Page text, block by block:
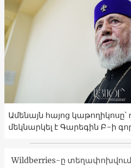
Ամենայն հայոց
մեկնարկել է Գարեգին Բ-ի
Wildberries-ը